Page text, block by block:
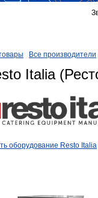
Все производители
Italia
оборудование Resto Italia